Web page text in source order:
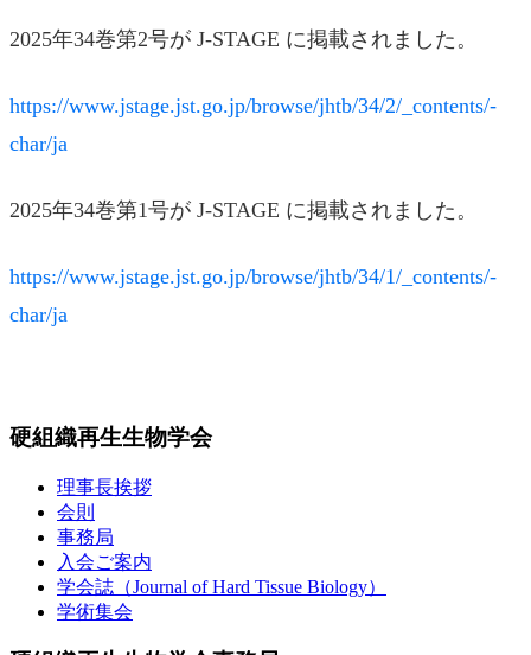
2025年34巻第2号が J-STAGE に掲載されました。
https://www.jstage.jst.go.jp/browse/jhtb/34/2/_contents/-
char/ja
2025年34巻第1号が J-STAGE に掲載されました。
https://www.jstage.jst.go.jp/browse/jhtb/34/1/_contents/-
char/ja
硬組織再生生物学会
理事長挨拶
会則
事務局
入会ご案内
学会誌（Journal of Hard Tissue Biology）
学術集会